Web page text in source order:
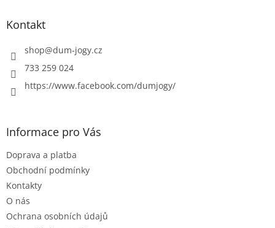
Kontakt
shop@dum-jogy.cz
733 259 024
https://www.facebook.com/dumjogy/
Informace pro Vás
Doprava a platba
Obchodní podmínky
Kontakty
O nás
Ochrana osobních údajů